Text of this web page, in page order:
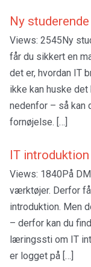
Ny
Views: 2545Ny
får du sikkert en
det er, hvordan IT
ikke kan huske
nedenfor – så kan
fornøjelse. […]
IT
Views: 1840På
værktøjer. Derfor
introduktion. Men
– derfor kan du
læringssti om IT
er logget på […]